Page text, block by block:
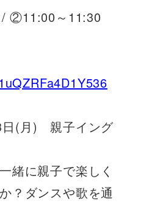
②11:00～11:30
日(月) 親子イング
緒に親子で楽しく
？ダンスや歌を通